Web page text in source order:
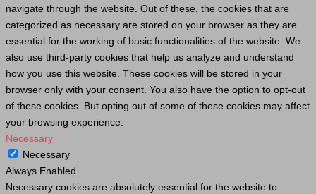
navigate through the website. Out of these, the cookies that are
categorized as necessary are stored on your browser as they are
essential for the working of basic functionalities of the website. We
also use third-party cookies that help us analyze and understand
how you use this website. These cookies will be stored in your
browser only with your consent. You also have the option to opt-out
of these cookies. But opting out of some of these cookies may affect
your browsing experience.
Necessary
Necessary
Always Enabled
Necessary cookies are absolutely essential for the website to